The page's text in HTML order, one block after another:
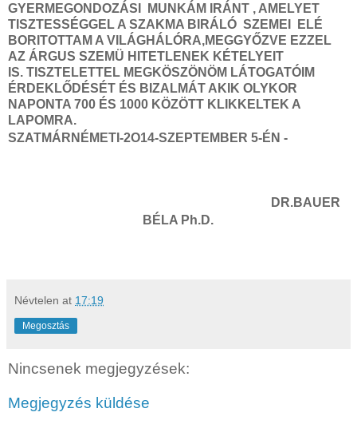
GYERMEGONDOZÁSI MUNKÁM IRÁNT , AMELYET
TISZTESSÉGGEL A SZAKMA BIRÁLÓ SZEMEI ELÉ
BORITOTTAM A VILÁGHÁLÓRA,MEGGYŐZVE EZZEL
AZ ÁRGUS SZEMÜ HITETLENEK KÉTELYEIT
IS. TISZTELETTEL MEGKÖSZÖNÖM LÁTOGATÓIM
ÉRDEKLŐDÉSÉT ÉS BIZALMÁT AKIK OLYKOR
NAPONTA 700 ÉS 1000 KÖZÖTT KLIKKELTEK A
LAPOMRA.
SZATMÁRNÉMETI-2O14-SZEPTEMBER 5-ÉN -
DR.BAUER
BÉLA Ph.D.
Névtelen at 17:19
Megosztás
Nincsenek megjegyzések:
Megjegyzés küldése